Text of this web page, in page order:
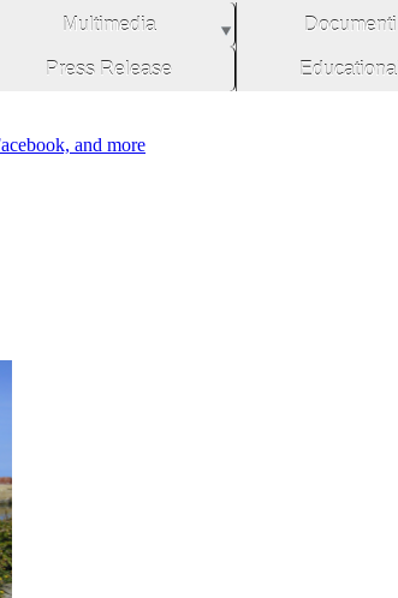
Multimedia
Press Release
Documenti
Educational